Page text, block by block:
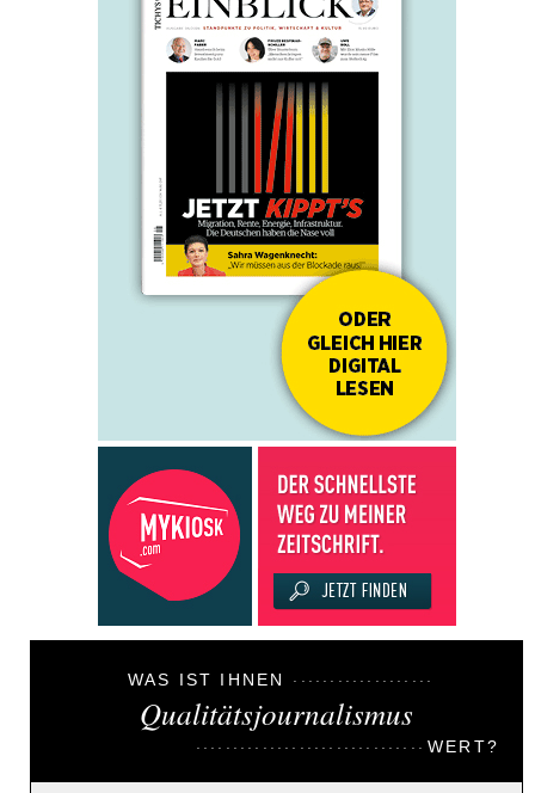
WAS IST IHNEN
Qualitätsjournalismus
WERT?